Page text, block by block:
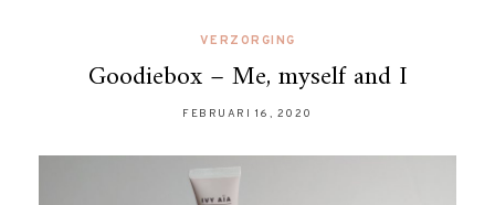
VERZORGING
Goodiebox – Me, myself and I
FEBRUARI 16, 2020